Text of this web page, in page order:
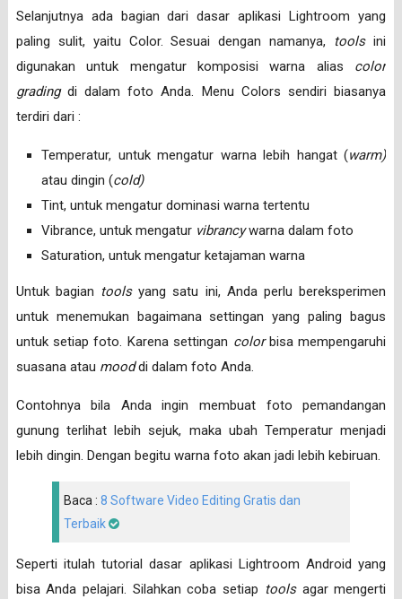
Selanjutnya ada bagian dari dasar aplikasi Lightroom yang
paling sulit, yaitu Color. Sesuai dengan namanya, toolsini
digunakan untuk mengatur komposisi warna alias color
grading di dalam foto Anda. Menu Colors sendiri biasanya
terdiri dari :
Temperatur, untuk mengatur warna lebih hangat (warm)
atau dingin (cold)
Tint, untuk mengatur dominasi warna tertentu
Vibrance, untuk mengatur vibrancywarna dalam foto
Saturation, untuk mengatur ketajaman warna
Untuk bagian toolsyang satu ini, Anda perlu bereksperimen
untuk menemukan bagaimana settingan yang paling bagus
untuk setiap foto. Karena settingan colorbisa mempengaruhi
suasana atau mooddi dalam foto Anda.
Contohnya bila Anda ingin membuat foto pemandangan
gunung terlihat lebih sejuk, maka ubah Temperatur menjadi
lebih dingin. Dengan begitu warna foto akan jadi lebih kebiruan.
Baca : 8 Software Video Editing Gratis dan
Terbaik
Seperti itulah tutorial dasar aplikasi Lightroom Android yang
bisa Anda pelajari. Silahkan coba setiap tools agar mengerti